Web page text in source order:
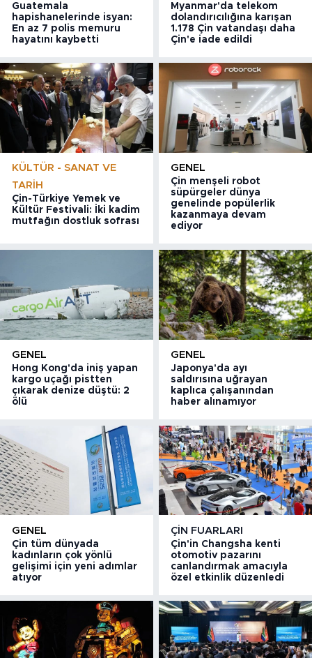
Guatemala
hapishanelerinde isyan:
En az 7 polis memuru
hayatını kaybetti
Myanmar'da telekom
dolandırıcılığına karışan
1.178 Çin vatandaşı daha
Çin'e iade edildi
KÜLTÜR - SANAT VE
TARIH
Çin-Türkiye Yemek ve
Kültür Festivali: İki kadim
mutfağın dostluk sofrası
GENEL
Çin menşeli robot
süpürgeler dünya
genelinde popülerlik
kazanmaya devam
ediyor
GENEL
Hong Kong'da iniş yapan
kargo uçağı pistten
çıkarak denize düştü: 2
ölü
GENEL
Japonya'da ayı
saldırısına uğrayan
kaplıca çalışanından
haber alınamıyor
GENEL
Çin tüm dünyada
kadınların çok yönlü
gelişimi için yeni adımlar
atıyor
ÇIN FUARLARI
Çin'in Changsha kenti
otomotiv pazarını
canlandırmak amacıyla
özel etkinlik düzenledi